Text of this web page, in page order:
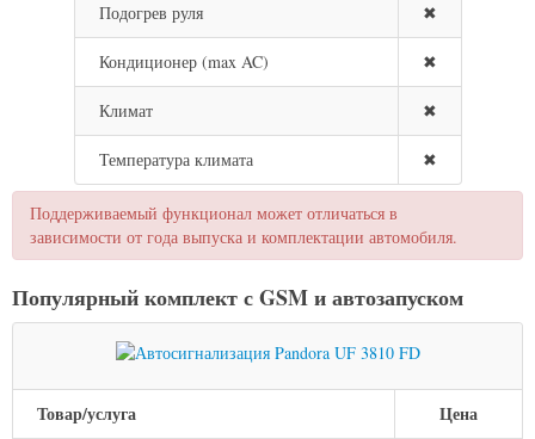
Подогрев руля ✖
Кондиционер (max AC) ✖
Климат ✖
Температура климата ✖
Поддерживаемый функционал может отличаться в
зависимости от года выпуска и комплектации автомобиля.
Популярный комплект с GSM и автозапуском
Товар/услуга Цена